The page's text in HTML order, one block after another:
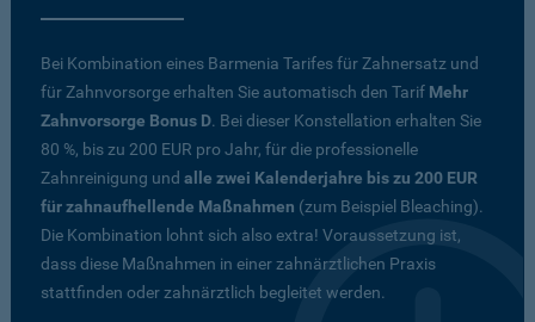
Bei Kombination eines Barmenia Tarifes für Zahnersatz und
für Zahnvorsorge erhalten Sie automatisch den Tarif Mehr
Zahnvorsorge Bonus D. Bei dieser Konstellation erhalten Sie
80 %, bis zu 200 EUR pro Jahr, für die professionelle
Zahnreinigung und alle zwei Kalenderjahre bis zu 200 EUR
für zahnaufhellende Maßnahmen (zum Beispiel Bleaching).
Die Kombination lohnt sich also extra! Voraussetzung ist,
dass diese Maßnahmen in einer zahnärztlichen Praxis
stattfinden oder zahnärztlich begleitet werden.